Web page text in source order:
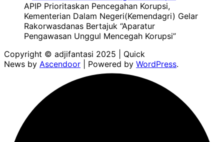
APIP Prioritaskan Pencegahan Korupsi,
Kementerian Dalam Negeri(Kemendagri) Gelar
Rakorwasdanas Bertajuk “Aparatur
Pengawasan Unggul Mencegah Korupsi”
Copyright © adjifantasi 2025 | Quick
News by Ascendoor | Powered by WordPress.